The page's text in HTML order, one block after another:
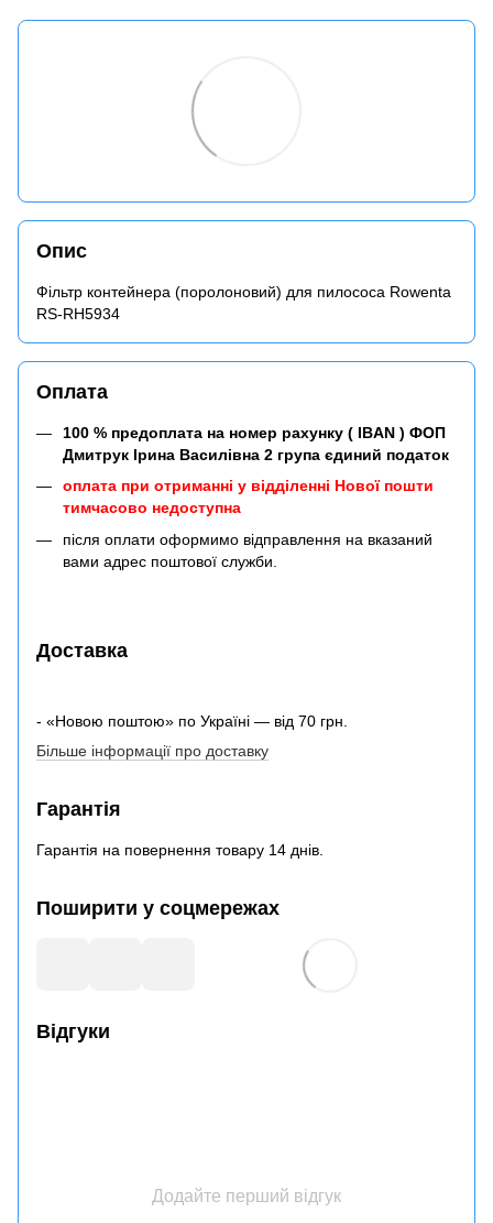
Опис
Фільтр контейнера (поролоновий) для пилососа Rowenta
RS-RH5934
Оплата
100 % предоплата на номер рахунку ( IBAN ) ФОП
Дмитрук Ірина Василівна 2 група єдиний податок
оплата при отриманні у відділенні Нової пошти
тимчасово недоступна
після оплати оформимо відправлення на вказаний
вами адрес поштової служби.
Доставка
- «Новою поштою» по Україні — від 70 грн.
Більше інформації про доставку
Гарантія
Гарантія на повернення товару 14 днів.
Поширити у соцмережах
Відгуки
Додайте перший відгук